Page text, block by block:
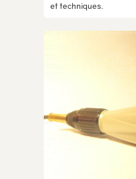
et techniques.